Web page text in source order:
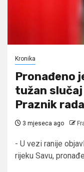
Kronika
Pronađeno
tužan slučaj
Praznik
3 mjeseca ago
- U vezi ranije
rijeku Savu,